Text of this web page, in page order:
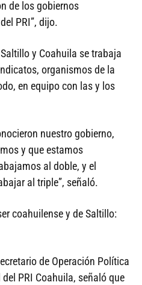
de los gobiernos
PRI”, dijo.
y Coahuila se trabaja
organismos de la
en equipo con las y los
nuestro gobierno,
y que estamos
al doble, y el
al triple”, señaló.
coahuilense y de Saltillo:
de Operación Política
PRI Coahuila, señaló que